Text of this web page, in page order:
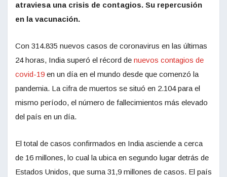
atraviesa una crisis de contagios. Su repercusión
en la vacunación.
Con 314.835 nuevos casos de coronavirus en las últimas
24 horas, India superó el récord de nuevos contagios de
covid-19 en un día en el mundo desde que comenzó la
pandemia. La cifra de muertos se situó en 2.104 para el
mismo período, el número de fallecimientos más elevado
del país en un día.
El total de casos confirmados en India asciende a cerca
de 16 millones, lo cual la ubica en segundo lugar detrás de
Estados Unidos, que suma 31,9 millones de casos. El país